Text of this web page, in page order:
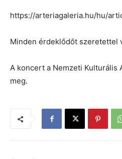
https://arteriagaleria.hu/hu/
Minden érdeklődőt szeretettel
A koncert a Nemzeti Kulturális
meg.